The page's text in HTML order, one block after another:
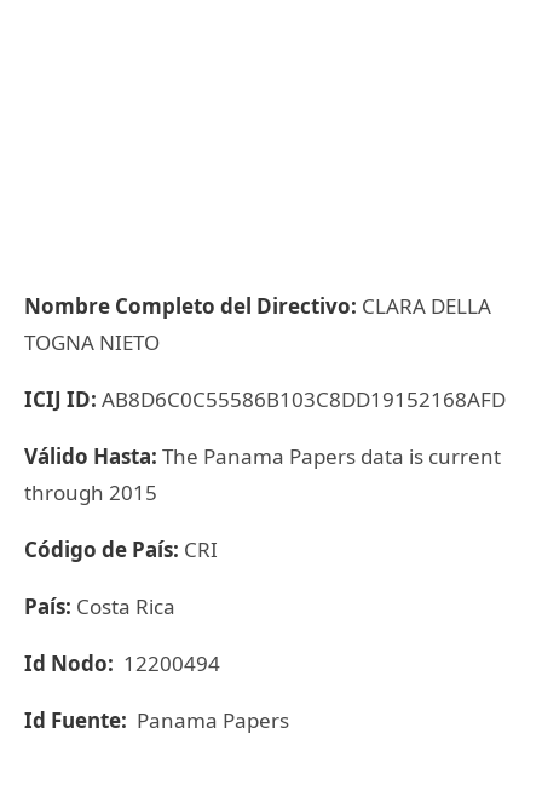
Nombre Completo del Directivo: CLARA DELLA
TOGNA NIETO
ICIJ ID: AB8D6C0C55586B103C8DD19152168AFD
Válido Hasta: The Panama Papers data is current
through 2015
Código de País: CRI
País: Costa Rica
Id Nodo: 12200494
Id Fuente: Panama Papers